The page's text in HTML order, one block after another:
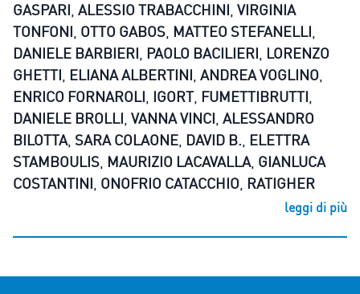
GASPARI ALESSIO TRABACCHINI VIRGINIA
TONFONI OTTO GABOS MATTEO STEFANELLI
DANIELE BARBIERI PAOLO BACILIERI LORENZO
GHETTI ELIANA ALBERTINI ANDREA VOGLINO
ENRICO FORNAROLI IGORT FUMETTIBRUTTI
DANIELE BROLLI VANNA VINCI ALESSANDRO
BILOTTA, SARA COLAONE DAVID B. ELETTRA
STAMBOULIS MAURIZIO LACAVALLA, GIANLUCA
COSTANTINI ONOFRIO CATACCHIO RATIGHER
leggi di più